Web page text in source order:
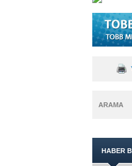
ARAMA
HABER